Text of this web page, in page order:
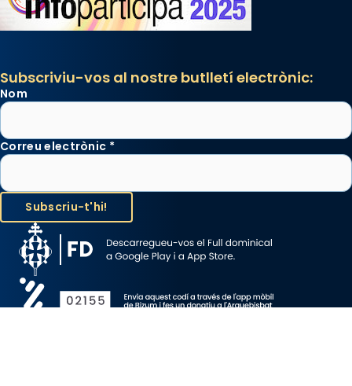
Subscriviu-vos al nostre butlletí electrònic:
Nom
Correu electrònic *